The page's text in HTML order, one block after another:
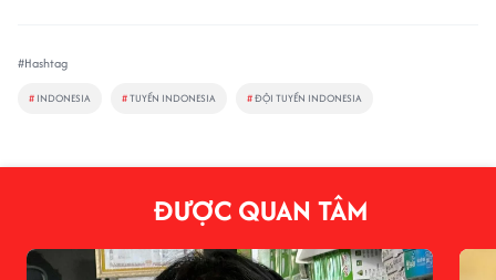
#Hashtag
# INDONESIA #TUYỂN INDONESIA #ĐỘI TUYỂN INDONESIA
ĐƯỢC QUAN TÂM